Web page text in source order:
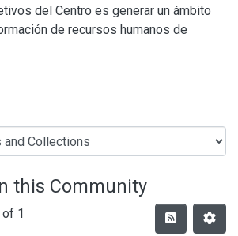
del Centro es generar un ámbito
de recursos humanos de
this Community
1